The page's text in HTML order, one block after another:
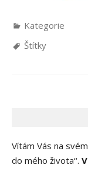
Kategorie
Štítky
Vítám Vás na
do mého života‘‘.